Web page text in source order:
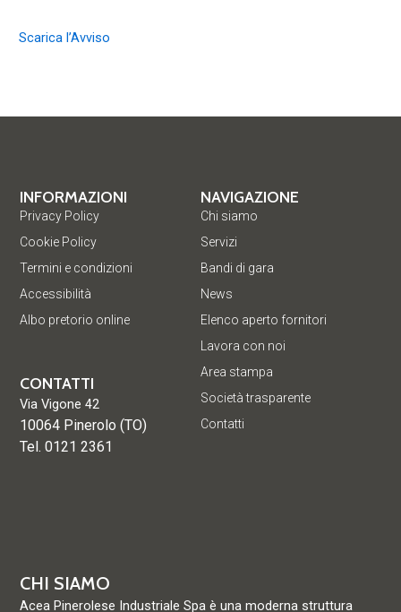
Scarica l’Avviso
CHI SIAMO
Acea Pinerolese Industriale Spa è una moderna struttura
NAVIGAZIONE
Chi siamo
Servizi
Bandi di gara
News
Elenco aperto fornitori
Lavora con noi
Area stampa
Società trasparente
Contatti
INFORMAZIONI
Privacy Policy
Cookie Policy
Termini e condizioni
Accessibilità
Albo pretorio online
CONTATTI
Via Vigone 42
10064 Pinerolo (TO)
Tel. 0121 2361